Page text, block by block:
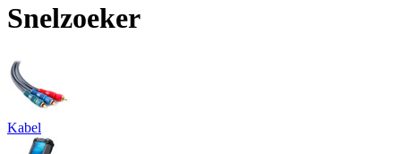
Snelzoeker
Kabel